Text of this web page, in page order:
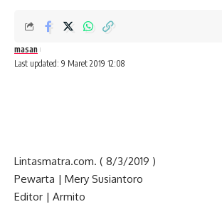
Last updated: 9 Maret 2019 12:08
masan
Lintasmatra.com. ( 8/3/2019 )
Pewarta | Mery Susiantoro
Editor | Armito